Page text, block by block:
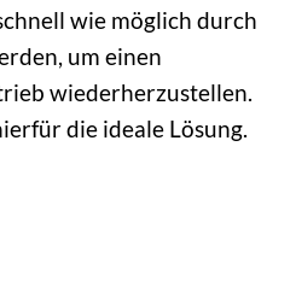
wie möglich durch
um einen
wiederherzustellen.
die ideale Lösung.